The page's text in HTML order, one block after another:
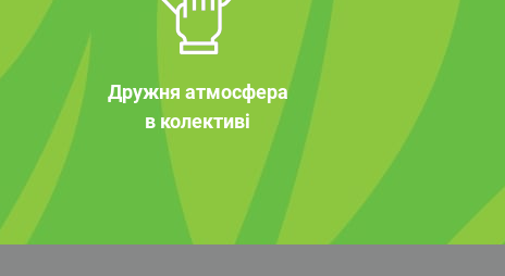
Дружня атмосфера
в колективі